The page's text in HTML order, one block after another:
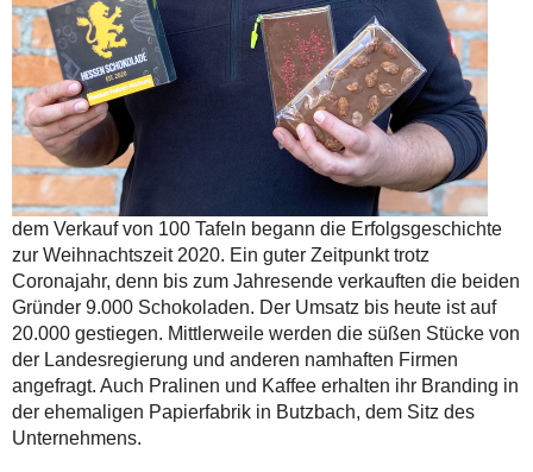
dem Verkauf von 100 Tafeln begann die Erfolgsgeschichte
zur Weihnachtszeit 2020. Ein guter Zeitpunkt trotz
Coronajahr, denn bis zum Jahresende verkauften die beiden
Gründer 9.000 Schokoladen. Der Umsatz bis heute ist auf
20.000 gestiegen. Mittlerweile werden die süßen Stücke von
der Landesregierung und anderen namhaften Firmen
angefragt. Auch Pralinen und Kaffee erhalten ihr Branding in
der ehemaligen Papierfabrik in Butzbach, dem Sitz des
Unternehmens.